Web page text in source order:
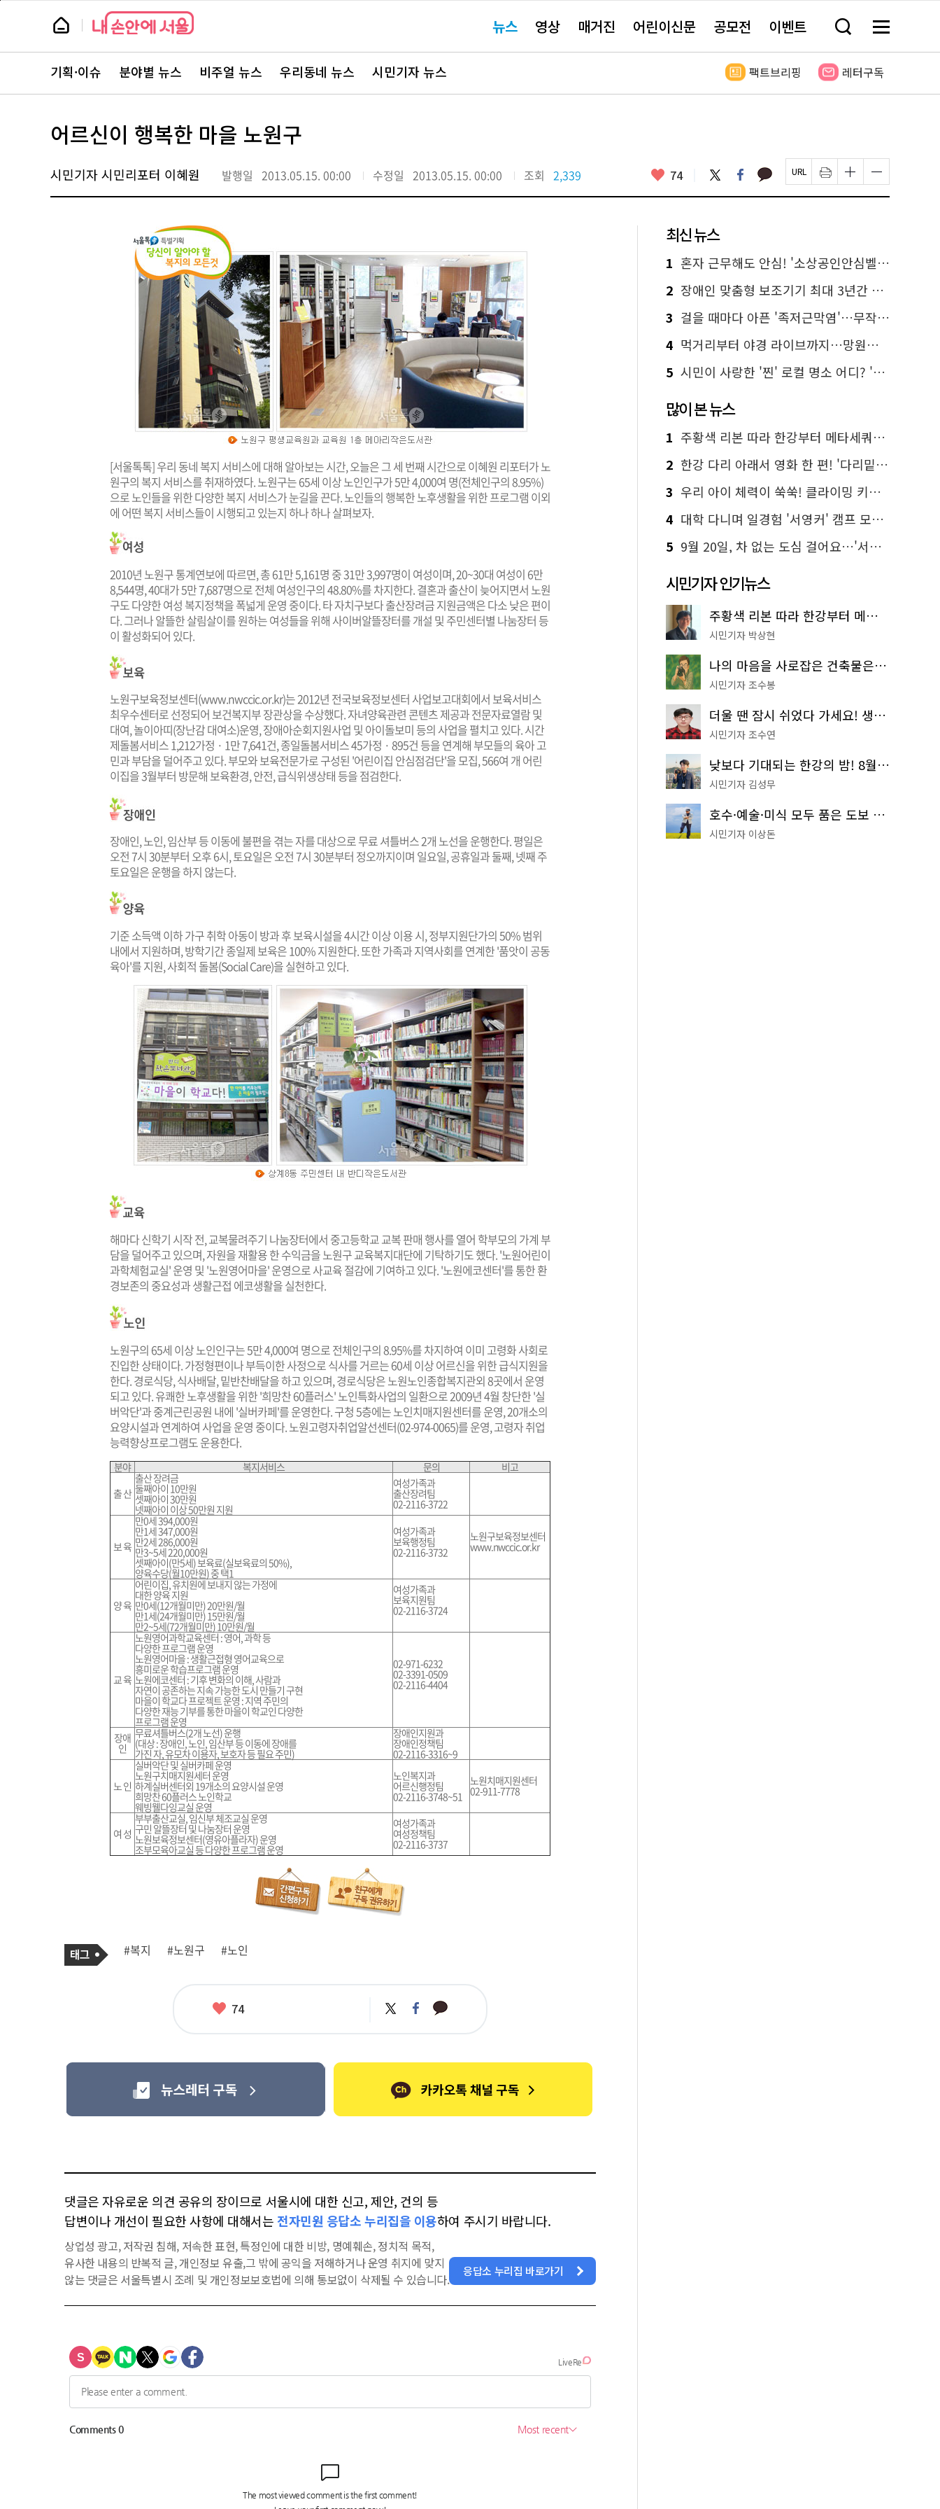
본
뉴
스 요뉴스 영상 매거진 어린이신문 공모전 이벤트 검
창
기
메
전
보
뉴
스
주
서
바
로
기획·이슈 분야별 뉴스 비주얼 뉴스 우리동네 뉴스 시민기자 뉴스 팩트브리핑 레터구독
어르신이 행복한 마을 노원구
시민기자 시민리포터 이혜원 발행일 2013.05.15. 00:00 수정일 2013.05.15. 00:00 조회 2,339 좋
요
74 트
위
터
페
이
스
카
카 페
이
지
인
쇄
하
글
자
크
하
기
글
자
크
하
기
[서울톡톡] 우리 동네 복지 서비스에 대해 알아보는 시간, 오늘은 그 세 번째 시간으로 이혜원 리포터가 노
원구의 복지 서비스를 취재하였다. 노원구는 65세 이상 노인인구가 5만 4,000여 명(전체인구의 8.95%)
으로 노인들을 위한 다양한 복지 서비스가 눈길을 끈다. 노인들의 행복한 노후생활을 위한 프로그램 이외
에 어떤 복지 서비스들이 시행되고 있는지 하나 하나 살펴보자.
2010년 노원구 통계연보에 따르면, 총 61만 5,161명 중 31만 3,997명이 여성이며, 20~30대 여성이 6만
8,544명, 40대가 5만 7,687명으로 전체 여성인구의 48.80%를 차지한다. 결혼과 출산이 늦어지면서 노원
구도 다양한 여성 복지정책을 폭넓게 운영 중이다. 타 자치구보다 출산장려금 지원금액은 다소 낮은 편이
다. 그러나 알뜰한 살림살이를 원하는 여성들을 위해 사이버알뜰장터를 개설 및 주민센터별 나눔장터 등
이 활성화되어 있다.
노원구보육정보센터(www.nwccic.or.kr)는 2012년 전국보육정보센터 사업보고대회에서 보육서비스
최우수센터로 선정되어 보건복지부 장관상을 수상했다. 자녀양육관련 콘텐츠 제공과 전문자료열람 및
대여, 놀이아띠(장난감 대여소)운영, 장애아순회지원사업 및 아이돌보미 등의 사업을 펼치고 있다. 시간
제돌봄서비스 1,212가정 · 1만 7,641건, 종일돌봄서비스 45가정 · 895건 등을 연계해 부모들의 육아 고
민과 부담을 덜어주고 있다. 부모와 보육전문가로 구성된 '어린이집 안심점검단'을 모집, 566여 개 어린
이집을 3월부터 방문해 보육환경, 안전, 급식위생상태 등을 점검한다.
장애인, 노인, 임산부 등 이동에 불편을 겪는 자를 대상으로 무료 셔틀버스 2개 노선을 운행한다. 평일은
오전 7시 30분부터 오후 6시, 토요일은 오전 7시 30분부터 정오까지이며 일요일, 공휴일과 둘째, 넷째 주
토요일은 운행을 하지 않는다.
기준 소득액 이하 가구 취학 아동이 방과 후 보육시설을 4시간 이상 이용 시, 정부지원단가의 50% 범위
내에서 지원하며, 방학기간 종일제 보육은 100% 지원한다. 또한 가족과 지역사회를 연계한 '품앗이 공동
육아'를 지원, 사회적 돌봄(Social Care)을 실현하고 있다.
해마다 신학기 시작 전, 교복물려주기 나눔장터에서 중고등학교 교복 판매 행사를 열어 학부모의 가계 부
담을 덜어주고 있으며, 자원을 재활용 한 수익금을 노원구 교육복지대단에 기탁하기도 했다. '노원어린이
과학체험교실' 운영 및 '노원영어마을' 운영으로 사교육 절감에 기여하고 있다. '노원에코센터'를 통한 환
경보존의 중요성과 생활근접 에코생활을 실천한다.
노원구의 65세 이상 노인인구는 5만 4,000여 명으로 전체인구의 8.95%를 차지하여 이미 고령화 사회로
진입한 상태이다. 가정형편이나 부득이한 사정으로 식사를 거르는 60세 이상 어르신을 위한 급식지원을
한다. 경로식당, 식사배달, 밑반찬배달을 하고 있으며, 경로식당은 노원노인종합복지관외 8곳에서 운영
되고 있다. 유쾌한 노후생활을 위한 '희망찬 60플러스' 노인특화사업의 일환으로 2009년 4월 창단한 '실
버악단'과 중계근린공원 내에 '실버카페'를 운영한다. 구청 5층에는 노인치매지원센터를 운영, 20개소의
요양시설과 연계하여 사업을 운영 중이다. 노원고령자취업알선센터(02-974-0065)를 운영, 고령자 취업
능력향상프로그램도 운용한다.
분야 복지서비스 문의
비고
출 산
출산 장려금
둘째아이 10만원
셋째아이 30만원
넷째아이 이상 50만원 지원
여성가족과
출산장려팀
02-2116-3722
보 육
만0세 394,000원
만1세 347,000원
만2세 286,000원
만3~5세 220,000원
셋째아이(만5세) 보육료(실보육료의 50%),
양육수당(월10만원) 중 택1
여성가족과
보육행정팀
02-2116-3732
노원구보육정보센터
www.nwccic.or.kr
양 육
어린이집, 유치원에 보내지 않는 가정에
대한 양육 지원
만0세(12개월미만) 20만원/월
만1세(24개월미만) 15만원/월
만2~5세(72개월미만) 10만원/월
여성가족과
보육지원팀
02-2116-3724
교 육
노원영어과학교육센터 : 영어, 과학 등
다양한 프로그램 운영
노원영어마을 : 생활근접형 영어교육으로
흥미로운 학습프로그램 운영
노원에코센터 : 기후 변화의 이해, 사람과
자연이 공존하는 지속 가능한 도시 만들기 구현
마을이 학교다 프로젝트 운영 : 지역 주민의
다양한 재능 기부를 통한 마을이 학교인 다양한
프로그램 운영
02-971-6232
02-3391-0509
02-2116-4404
장애
인
무료셔틀버스(2개 노선) 운행
(대상 : 장애인, 노인, 임산부 등 이동에 장애를
가진 자, 유모차 이용자, 보호자 등 필요 주민)
장애인지원과
장애인정책팀
02-2116-3316~9
노 인
실버악단 및 실버카페 운영
노원구치매지원세터 운영
하계실버센터외 19개소의 요양시설 운영
희망찬 60플러스 노인학교
웨빙웰다잉교실 운영
노인복지과
어르신행정팀
02-2116-3748~51
노원치매지원센터
02-911-7778
여 성
부부출산교실, 임신부 체조교실 운영
구민 알뜰장터 및 나눔장터 운영
노원보육정보센터(영유아플라자) 운영
조부모육아교실 등 다양한 프로그램 운영
여성가족과
여성정책팀
02-2116-3737
사
태
그
#복지 #노원구 #노인
좋
74 트
위
페
이
카
카
댓글은 자유로운 의견 공유의 장이므로 서울시에 대한 신고, 제안, 건의 등
답변이나 개선이 필요한 사항에 대해서는 전자민원 응답소 누리집을 이용하여 주시기 바랍니다.
상업성 광고, 저작권 침해, 저속한 표현, 특정인에 대한 비방, 명예훼손, 정치적 목적,
유사한 내용의 반복적 글, 개인정보 유출,그 밖에 공익을 저해하거나 운영 취지에 맞지
않는 댓글은 서울특별시 조례 및 개인정보보호법에 의해 통보없이 삭제될 수 있습니다.
응답소 누리집 바로가기
최신 뉴스
1 혼자 근무해도 안심! '소상공인안심벨' 신청하세요
2 장애인 맞춤형 보조기기 최대 3년간 무상 대여…삶의 질 높인다
3 걸을 때마다 아픈 '족저근막염'…무작정 참지 말고 '이것' 해보세요!
4 먹거리부터 야경 라이브까지…망원한강공원 알짜 코스
5 시민이 사랑한 '찐' 로컬 명소 어디? '서울에디션25' 추천 코스
많이 본 뉴스
1 주황색 리본 따라 한강부터 메타세쿼이아 숲길까지…서울둘레길 15코스
2 한강 다리 아래서 영화 한 편! '다리밑 영화관' 무료 상영
3 우리 아이 체력이 쑥쑥! 클라이밍 키즈카페·어린이 체력장
4 대학 다니며 일경험 '서영커' 캠프 모집…전액 무료
5 9월 20일, 차 없는 도심 걸어요…'서울 걷자 페스티벌' 선착순 5천명
시민기자 인기뉴스
주황색 리본 따라 한강부터 메타세쿼이아 숲길까지…서울둘레길 15코스
시민기자 박상현
나의 마음을 사로잡은 건축물은? '서울시 건축상' 수상작 공개!
시민기자 조수봉
더울 땐 잠시 쉬었다 가세요! 생수 냉장고부터 해피소·무더위쉼터까지
시민기자 조수연
낮보다 기대되는 한강의 밤! 8월 한정 무료 '한강 밤핑' 예약은?
시민기자 김성무
호수·예술·미식 모두 품은 도보 코스! 서울식물원~LG아트센터~마곡테라스거리
시민기자 이상돈
페